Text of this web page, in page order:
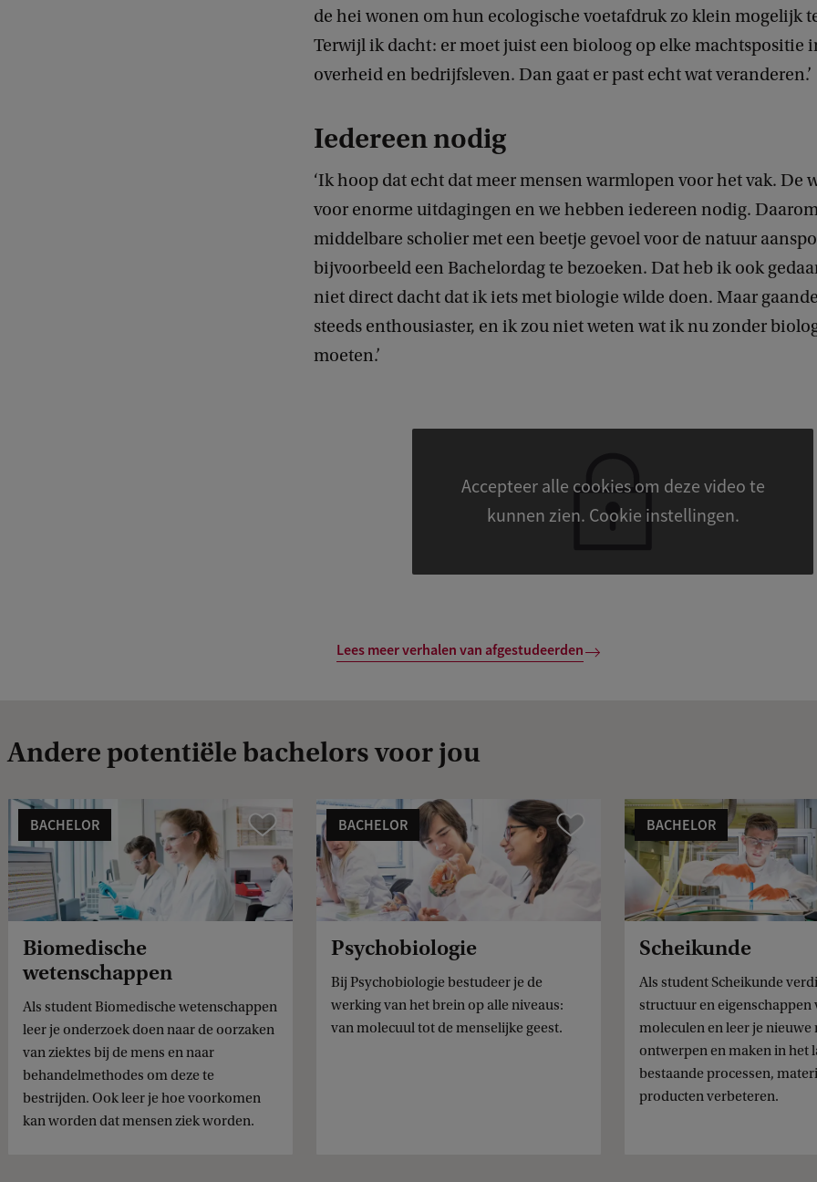
de hei wonen om hun ecologische voetafdruk zo klein mogelijk
Terwijl ik dacht: er moet juist een bioloog op elke machtspositie
overheid en bedrijfsleven. Dan gaat er past echt wat veranderen.’
Iedereen nodig
‘Ik hoop dat echt dat meer mensen warmlopen voor het vak. De
voor enorme uitdagingen en we hebben iedereen nodig.
middelbare scholier met een beetje gevoel voor de natuur
bijvoorbeeld een Bachelordag te bezoeken. Dat heb ik ook
niet direct dacht dat ik iets met biologie wilde doen. Maar
steeds enthousiaster, en ik zou niet weten wat ik nu zonder
moeten.’
Accepteer alle cookies om deze video te
kunnen zien. Cookie instellingen.
Lees meer verhalen van afgestudeerden
Andere potentiële bachelors voor jou
Vergelijk
BACHELOR
Biomedische
wetenschappen
Als student Biomedische wetenschappen
leer je onderzoek doen naar de oorzaken
van ziektes bij de mens en naar
behandelmethodes om deze te
bestrijden. Ook leer je hoe voorkomen
kan worden dat mensen ziek worden.
Vergelijk
BACHELOR
Psychobiologie
Bij Psychobiologie bestudeer je de
werking van het brein op alle niveaus:
van molecuul tot de menselijke geest.
BACHELOR
Scheikunde
Als student Scheikunde
structuur en eigenschappen
moleculen en leer je nieuwe
ontwerpen en maken in het
bestaande processen,
producten verbeteren.